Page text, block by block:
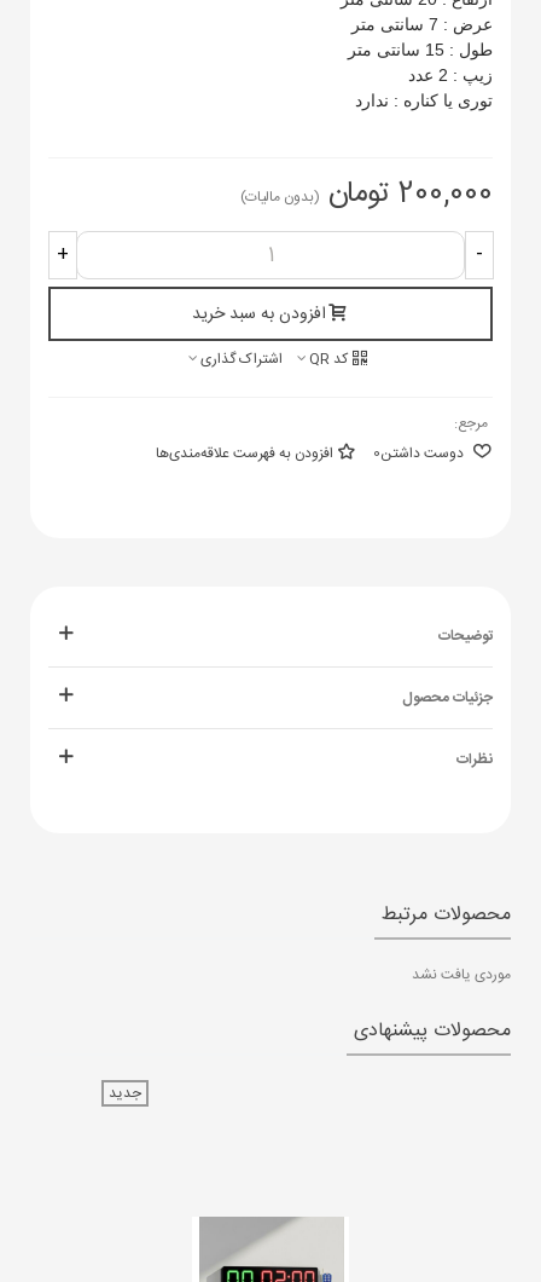
عرض : 7 سانتی متر
طول : 15 سانتی متر
زیپ : 2 عدد
توری یا کناره : ندارد
200,000 تومان (بدون مالیات)
-
+
افزودن به سبد خرید
کد QR اشتراک گذاری
مرجع:
دوست داشتن0 افزودن به فهرست علاقه‌مندی‌ها
توضیحات
جزئیات محصول
نظرات
محصولات مرتبط
موردی یافت نشد
محصولات پیشنهادی
جدید